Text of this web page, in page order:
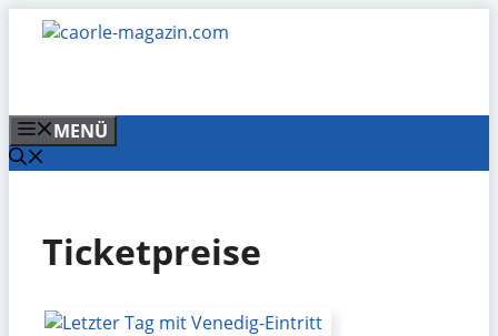
Zum
Inhalt
MENÜ
Ticketpreise